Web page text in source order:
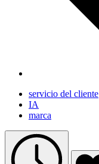
servicio del cliente
IA
marca